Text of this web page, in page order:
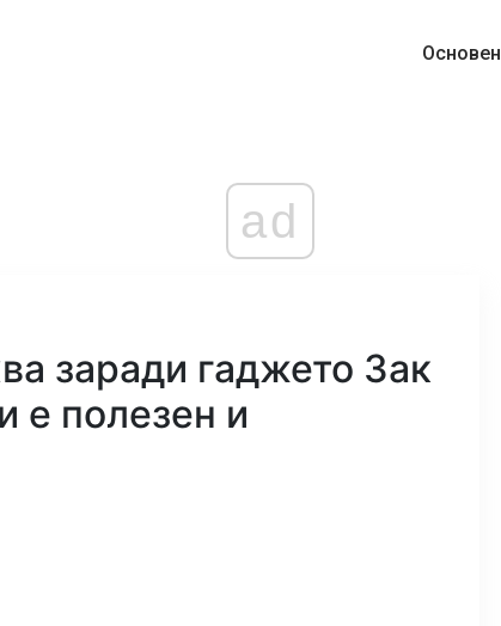
Основен
ad
заради гаджето Зак
е полезен и